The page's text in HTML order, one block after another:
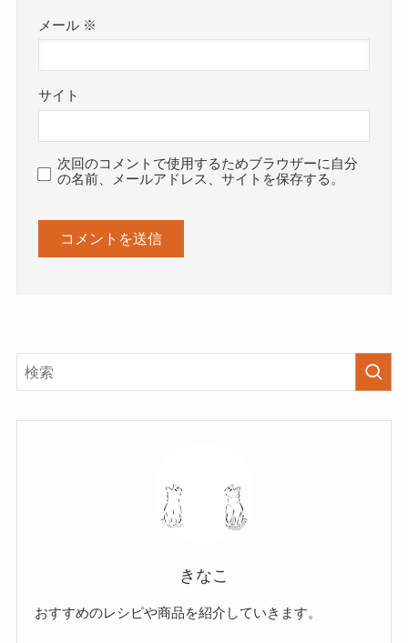
メール ※
サイト
次回のコメントで使用するためブラウザーに自分
の名前、メールアドレス、サイトを保存する。
きなこ
おすすめのレシピや商品を紹介していきます。